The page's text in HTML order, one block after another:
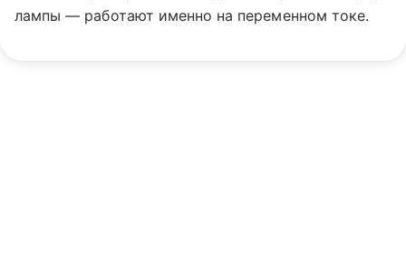
лампы — работают именно на переменном токе.